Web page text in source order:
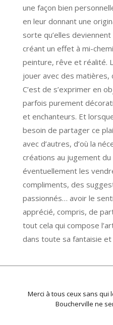
une façon bien
en leur donnant une
sorte qu’elles
créant un effet à mi-
peinture, rêve et réalité.
jouer avec des matières,
C’est de s’exprimer en
parfois purement
et enchanteurs. Et
besoin de partager ce
avec d’autres, d’où la
créations au jugement
éventuellement les
compliments, des
passionnés… avoir le
apprécié, compris, de
tout cela qui compose
dans toute sa fantaisie et
Merci à tous ceux sans qui
Boucherville ne